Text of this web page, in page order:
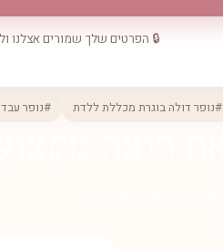
🔒 הפרטים שלך שמורים אצלנו
#נופר דולה בוגרת מכללת ללדת #נופר